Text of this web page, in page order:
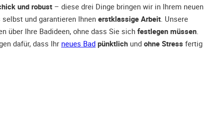
und robust – diese drei Dinge bringen wir in Ihrem neuen
und garantieren Ihnen erstklassige Arbeit. Unsere
über Ihre Badideen, ohne dass Sie sich festlegen müssen.
dafür, dass Ihr neues Bad pünktlich und ohne Stress fertig